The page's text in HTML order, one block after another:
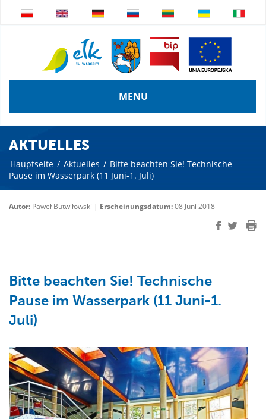
MENU
AKTUELLES
Hauptseite / Aktuelles / Bitte beachten Sie! Technische
Pause im Wasserpark (11 Juni-1. Juli)
Autor: Paweł Butwiłowski | Erscheinungsdatum:08 Juni 2018
Bitte beachten Sie! Technische
Pause im Wasserpark (11 Juni-1.
Juli)